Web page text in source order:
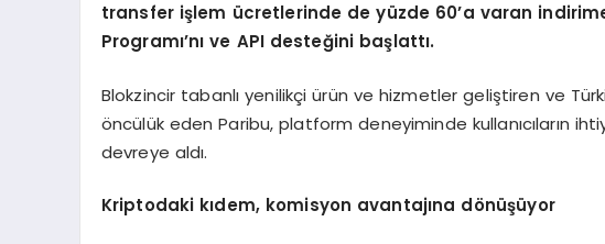
transfer işlem ücretlerinde de yüzde 60’a varan
Programı’nıve API desteğini başlattı.
Blokzincir tabanlı yenilikçi ürün ve hizmetler geliştiren ve
öncülük eden Paribu, platform deneyiminde kullanıcıların
devreye aldı.
Kriptodaki kıdem, komisyon avantajına dönüşüyor